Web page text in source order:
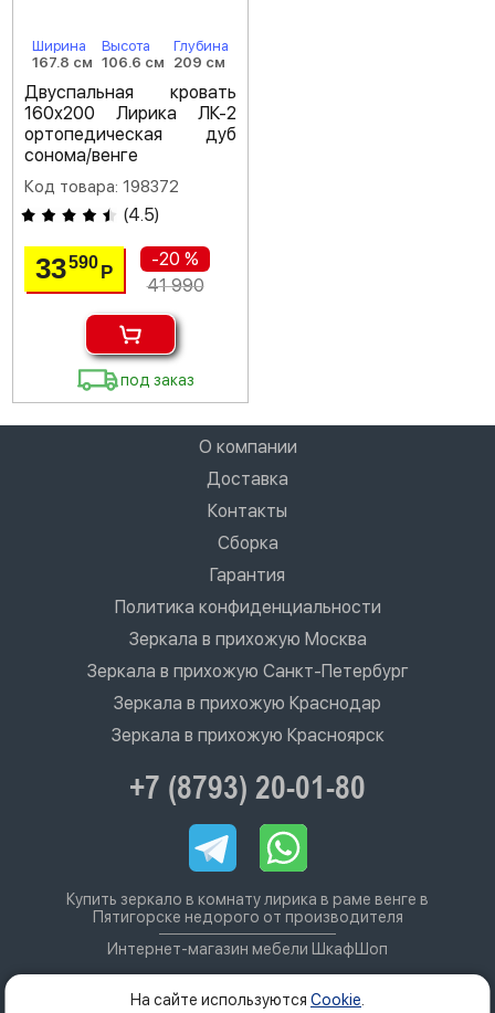
Ширина
167.8 см
Высота
106.6 см
Глубина
209 см
Двуспальная кровать
160х200 Лирика ЛК-2
ортопедическая дуб
сонома/венге
Код товара: 198372
(4.5)
33590Р
-20 %
41 990
под заказ
О компании
Доставка
Контакты
Сборка
Гарантия
Политика конфиденциальности
Зеркала в прихожую Москва
Зеркала в прихожую Санкт-Петербург
Зеркала в прихожую Краснодар
Зеркала в прихожую Красноярск
+7 (8793) 20-01-80
Купить зеркало в комнату лирика в раме венге в
Пятигорске недорого от производителя
Интернет-магазин мебели ШкафШоп
На сайте используются Cookie